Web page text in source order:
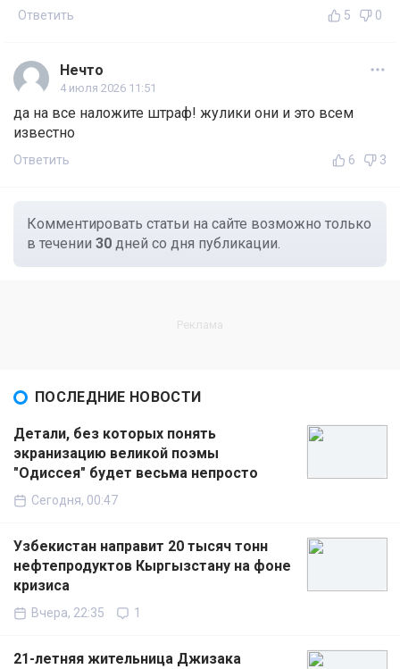
Ответить 5 0
Нечто
4 июля 2026 11:51
да на все наложите штраф! жулики они и это всем
известно
Ответить 6 3
Комментировать статьи на сайте возможно только
в течении 30 дней со дня публикации.
ПОСЛЕДНИЕ НОВОСТИ
Детали, без которых понять
экранизацию великой поэмы
"Одиссея" будет весьма непросто
Сегодня, 00:47
Узбекистан направит 20 тысяч тонн
нефтепродуктов Кыргызстану на фоне
кризиса
Вчера, 22:35 1
21-летняя жительница Джизака